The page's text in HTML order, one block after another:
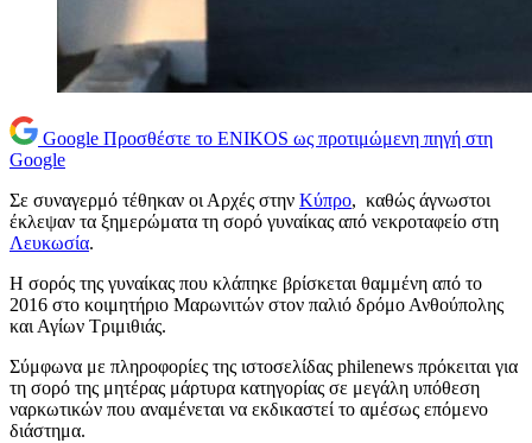
Google Προσθέστε το ENIKOS ως προτιμώμενη πηγή στη
Google
Σε συναγερμό τέθηκαν οι Αρχές στην Κύπρο, καθώς άγνωστοι
έκλεψαν τα ξημερώματα τη σορό γυναίκας από νεκροταφείο στη
Λευκωσία.
Η σορός της γυναίκας που κλάπηκε βρίσκεται θαμμένη από το
2016 στο κοιμητήριο Μαρωνιτών στον παλιό δρόμο Ανθούπολης
και Αγίων Τριμιθιάς.
Σύμφωνα με πληροφορίες της ιστοσελίδας philenews πρόκειται για
τη σορό της μητέρας μάρτυρα κατηγορίας σε μεγάλη υπόθεση
ναρκωτικών που αναμένεται να εκδικαστεί το αμέσως επόμενο
διάστημα.